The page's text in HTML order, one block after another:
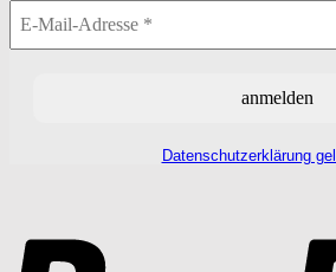
Datenschutzerklärung